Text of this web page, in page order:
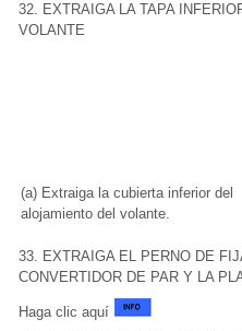
32. EXTRAIGA LA TAPA
VOLANTE
(a) Extraiga la cubierta inferior del
alojamiento del volante.
33. EXTRAIGA EL PERNO DE
CONVERTIDOR DE PAR Y LA
Haga clic aquí